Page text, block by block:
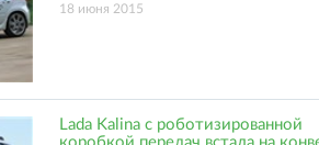
18 июня 2015
Lada Kalina с роботизированной